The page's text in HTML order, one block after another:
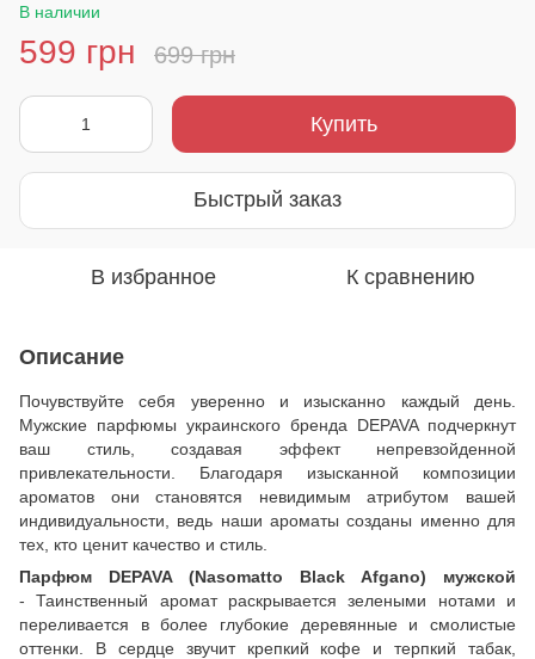
В наличии
599 грн 699 грн
Купить
Быстрый заказ
В избранное К сравнению
Описание
Почувствуйте себя уверенно и изысканно каждый день.
Мужские парфюмы украинского бренда DEPAVA подчеркнут
ваш стиль, создавая эффект непревзойденной
привлекательности. Благодаря изысканной композиции
ароматов они становятся невидимым атрибутом вашей
индивидуальности, ведь наши ароматы созданы именно для
тех, кто ценит качество и стиль.
Парфюм DEPAVA (Nasomatto Black Afgano) мужской
- Таинственный аромат раскрывается зелеными нотами и
переливается в более глубокие деревянные и смолистые
оттенки. В сердце звучит крепкий кофе и терпкий табак,